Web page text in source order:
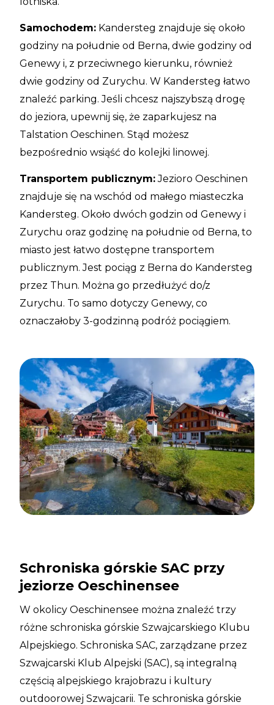
Samochodem: Kandersteg znajduje się około
godziny na południe od Berna, dwie godziny od
Genewy i, z przeciwnego kierunku, również
dwie godziny od Zurychu. W Kandersteg łatwo
znaleźć parking. Jeśli chcesz najszybszą drogę
do jeziora, upewnij się, że zaparkujesz na
Talstation Oeschinen. Stąd możesz
bezpośrednio wsiąść do kolejki linowej.
Transportem publicznym:Jezioro Oeschinen
znajduje się na wschód od małego miasteczka
Kandersteg. Około dwóch godzin od Genewy i
Zurychu oraz godzinę na południe od Berna, to
miasto jest łatwo dostępne transportem
publicznym. Jest pociąg z Berna do Kandersteg
przez Thun. Można go przedłużyć do/z
Zurychu. To samo dotyczy Genewy, co
oznaczałoby 3-godzinną podróż pociągiem.
Schroniska górskie SAC przy
jeziorze Oeschinensee
W okolicy Oeschinensee można znaleźć trzy
różne schroniska górskie Szwajcarskiego Klubu
Alpejskiego. Schroniska SAC, zarządzane przez
Szwajcarski Klub Alpejski (SAC), są integralną
częścią alpejskiego krajobrazu i kultury
outdoorowej Szwajcarii. Te schroniska górskie